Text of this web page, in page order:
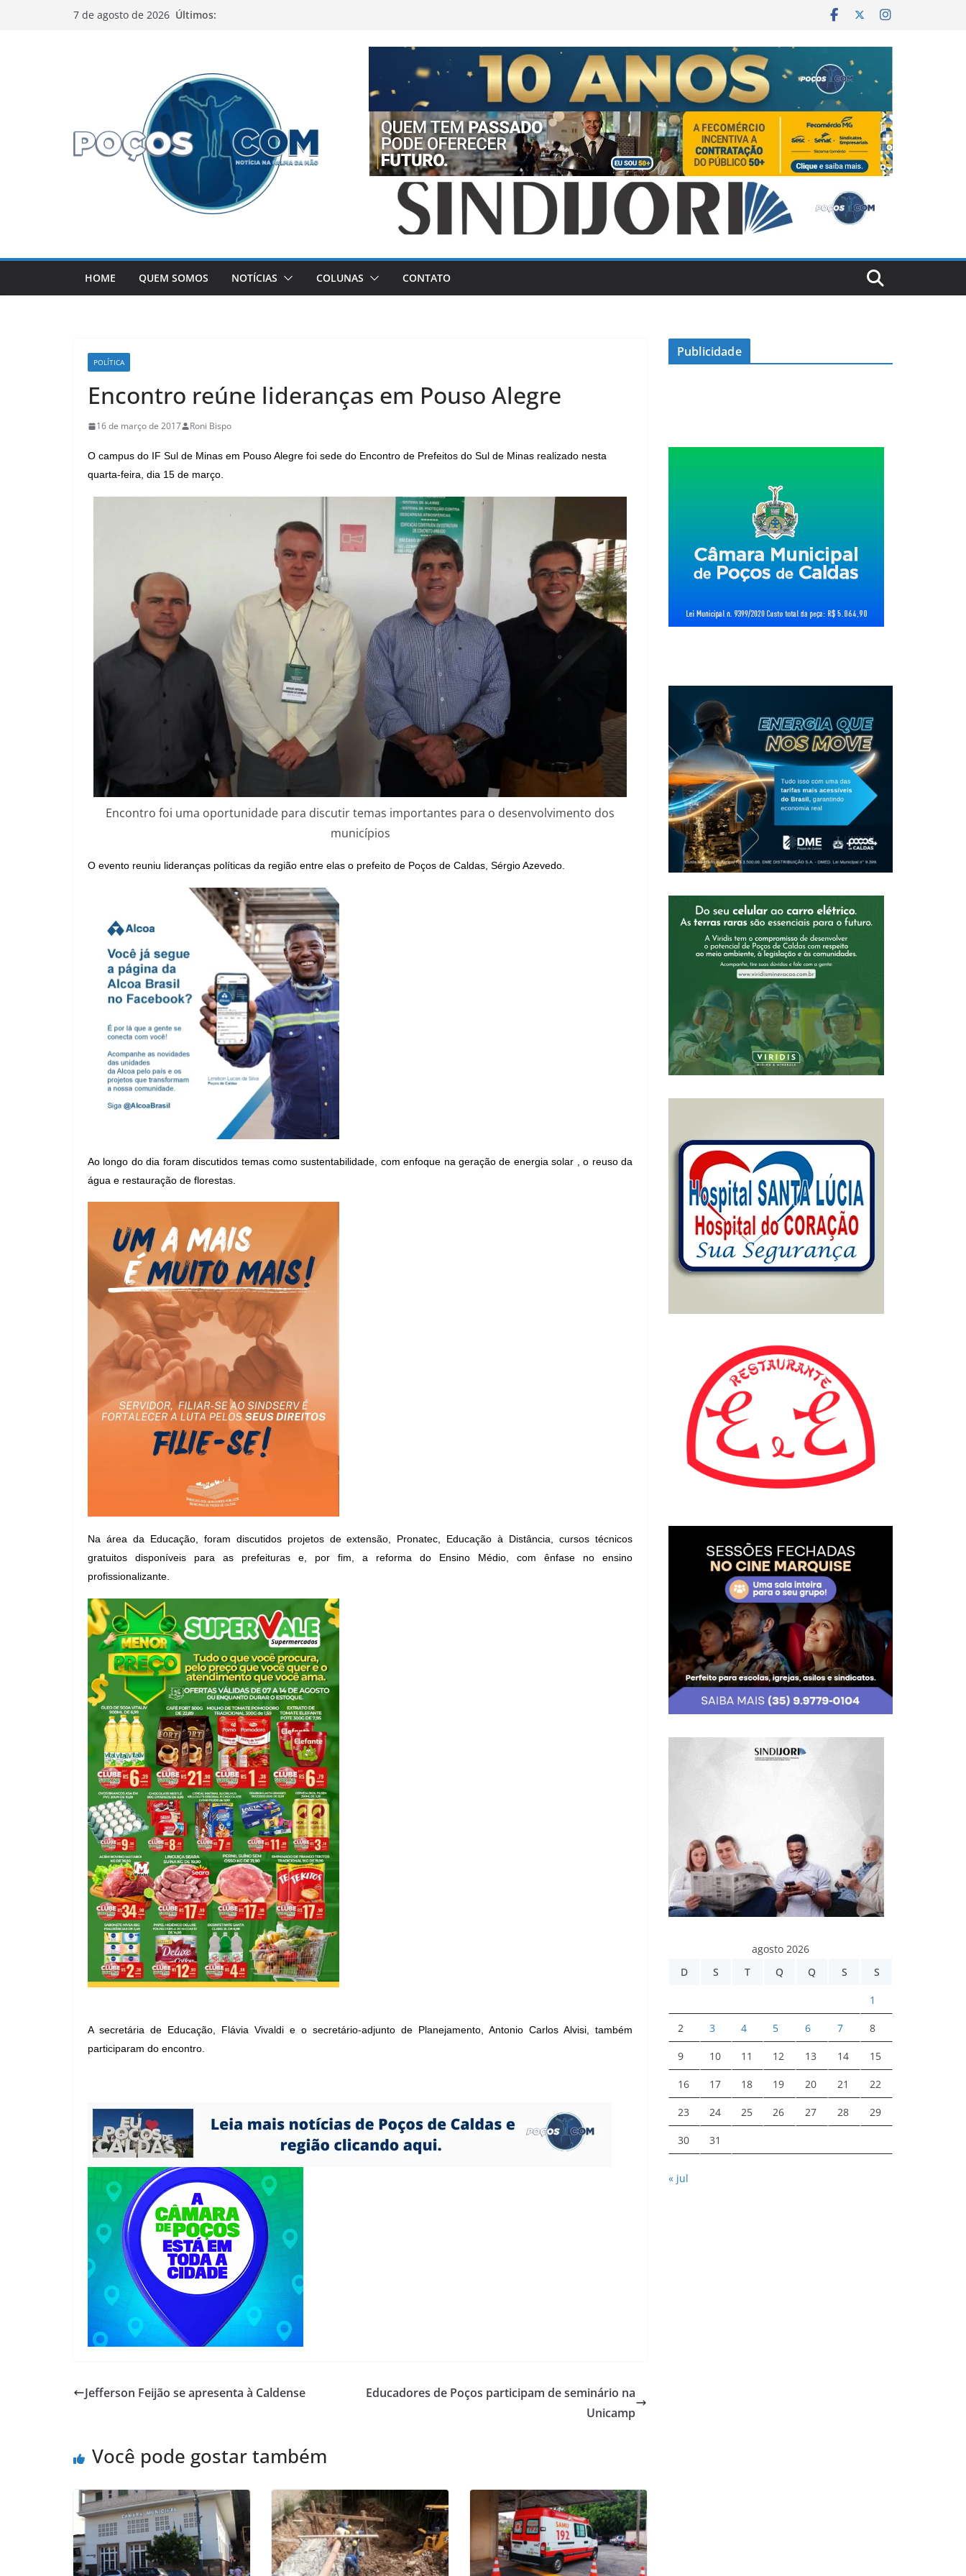
7 de agosto de 2026 Últimos:
HOME QUEM SOMOS NOTÍCIAS COLUNAS CONTATO
POLÍTICA
Encontro reúne lideranças em Pouso Alegre
16 de março de 2017 Roni Bispo
O campus do IF Sul de Minas em Pouso Alegre foi sede do Encontro de Prefeitos do Sul de Minas realizado nesta
quarta-feira, dia 15 de março.
Encontro foi uma oportunidade para discutir temas importantes para o desenvolvimento dos
municípios
O evento reuniu lideranças políticas da região entre elas o prefeito de Poços de Caldas, Sérgio Azevedo.
Ao longo do dia foram discutidos temas como sustentabilidade, com enfoque na geração de energia solar , o reuso da
água e restauração de florestas.
Na área da Educação, foram discutidos projetos de extensão, Pronatec, Educação à Distância, cursos técnicos
gratuitos disponíveis para as prefeituras e, por fim, a reforma do Ensino Médio, com ênfase no ensino
profissionalizante.
A secretária de Educação, Flávia Vivaldi e o secretário-adjunto de Planejamento, Antonio Carlos Alvisi, também
participaram do encontro.
Jefferson Feijão se apresenta à Caldense
Educadores de Poços participam de seminário na
Unicamp
Você pode gostar também
Publicidade
agosto 2026
D
S T Q Q S S
1
2 3 4 5 6 7 8
9 10 11 12 13 14 15
16 17 18 19 20 21 22
23 24 25 26 27 28 29
30 31
« jul